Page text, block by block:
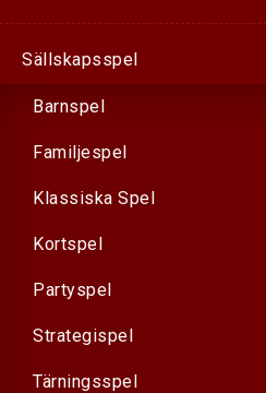
Sällskapsspel
Barnspel
Familjespel
Klassiska Spel
Kortspel
Partyspel
Strategispel
Tärningsspel